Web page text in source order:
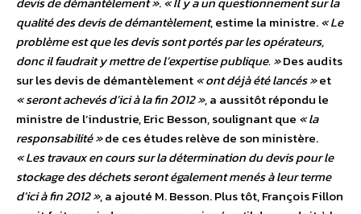
qualité des devis de démantèlement, estime la ministre.« Le
problème est que les devis sont portés par les opérateurs,
donc il faudrait y mettre de l’expertise publique. »Des audits
sur les devis de démantèlement« ont déjà été lancés »et
« seront achevés d’ici à la fin 2012 », a aussitôt répondu le
ministre de l’industrie, Eric Besson, soulignant que « la
responsabilité »de ces études relève de son ministère.
« Les travaux en cours sur la détermination du devis pour le
stockage des déchets seront également menés à leur terme
d’ici à fin 2012 », a ajouté M. Besson. Plus tôt, François Fillon